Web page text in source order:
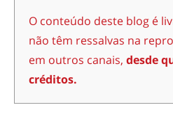
O conteúdo deste blog é
não têm ressalvas na
em outros canais, desde
créditos.